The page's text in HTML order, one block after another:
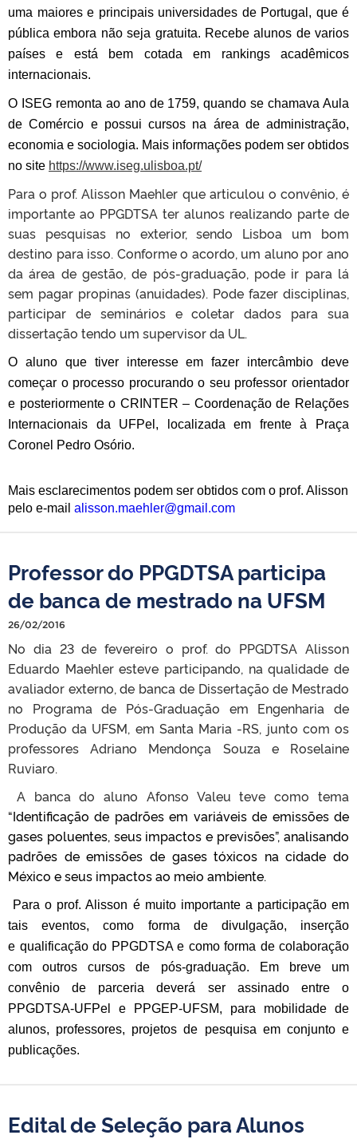
uma maiores e principais universidades de Portugal, que é
pública embora não seja gratuita. Recebe alunos de varios
países e está bem cotada em rankings acadêmicos
internacionais.
O ISEG remonta ao ano de 1759, quando se chamava Aula
de Comércio e possui cursos na área de administração,
economia e sociologia. Mais informações podem ser obtidos
no site https://www.iseg.ulisboa.pt/
Para o prof. Alisson Maehler que articulou o convênio, é
importante ao PPGDTSA ter alunos realizando parte de
suas pesquisas no exterior, sendo Lisboa um bom
destino para isso. Conforme o acordo, um aluno por ano
da área de gestão, de pós-graduação, pode ir para lá
sem pagar propinas (anuidades). Pode fazer disciplinas,
participar de seminários e coletar dados para sua
dissertação tendo um supervisor da UL.
O aluno que tiver interesse em fazer intercâmbio deve
começar o processo procurando o seu professor orientador
e posteriormente o CRINTER – Coordenação de Relações
Internacionais da UFPel, localizada em frente à Praça
Coronel Pedro Osório.
Mais esclarecimentos podem ser obtidos com o prof. Alisson
pelo e-mail alisson.maehler@gmail.com
Professor do PPGDTSA participa
de banca de mestrado na UFSM
26/02/2016
No dia 23 de fevereiro o prof. do PPGDTSA Alisson
Eduardo Maehler esteve participando, na qualidade de
avaliador externo, de banca de Dissertação de Mestrado
no Programa de Pós-Graduação em Engenharia de
Produção da UFSM, em Santa Maria -RS, junto com os
professores Adriano Mendonça Souza e Roselaine
Ruviaro.
A banca do aluno Afonso Valeu teve como tema
“Identificação de padrões em variáveis de emissões de
gases poluentes, seus impactos e previsões”, analisando
padrões de emissões de gases tóxicos na cidade do
México e seus impactos ao meio ambiente.
Para o prof. Alisson é muito importante a participação em
tais eventos, como forma de divulgação, inserção
e qualificação do PPGDTSA e como forma de colaboração
com outros cursos de pós-graduação. Em breve um
convênio de parceria deverá ser assinado entre o
PPGDTSA-UFPel e PPGEP-UFSM, para mobilidade de
alunos, professores, projetos de pesquisa em conjunto e
publicações.
Edital de Seleção para Alunos